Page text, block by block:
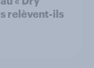
relèvent-ils